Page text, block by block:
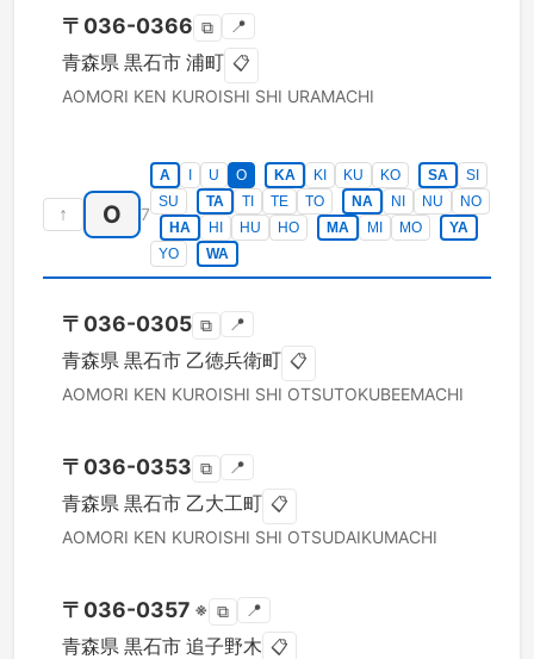
〒 036-0366 ⧉ 📍
青森県 黒石市 浦町 📋
AOMORI KEN KUROISHI SHI URAMACHI
↑ O 7
A U O KA KI KU KO SA
SI
SU
TA TI TE TO NA NI NU
NO
HA
HI HU HO MA MI MO
YA
YO
WA
〒 036-0305 ⧉ 📍
青森県 黒石市 乙徳兵衛町 📋
AOMORI KEN KUROISHI SHI OTSUTOKUBEEMACHI
〒 036-0353 ⧉ 📍
青森県 黒石市 乙大工町 📋
AOMORI KEN KUROISHI SHI OTSUDAIKUMACHI
〒 036-0357 ※ ⧉ 📍
青森県 黒石市 追子野木 📋